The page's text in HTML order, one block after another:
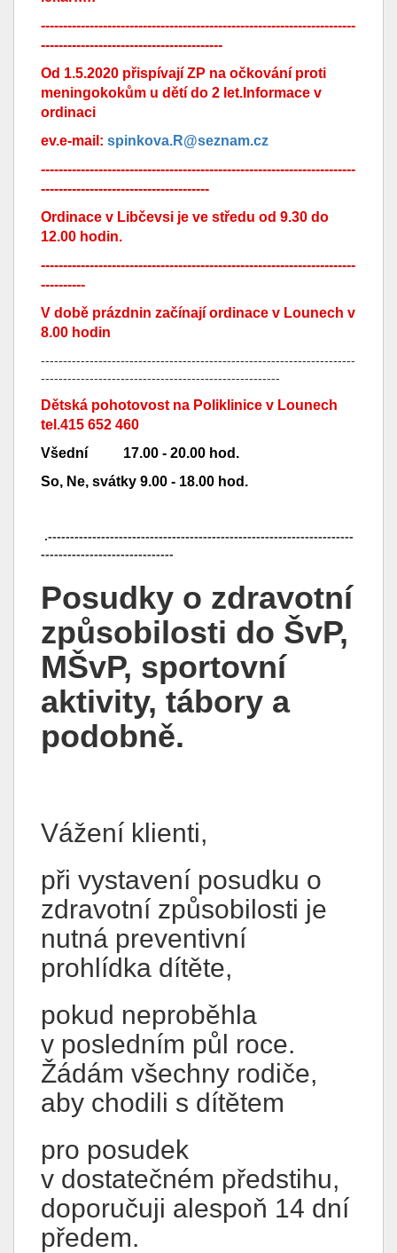
-----------------------------------------------------------------------
-----------------------------------------
Od 1.5.2020 přispívají ZP na očkování proti
meningokokům u dětí do 2 let.Informace v
ordinaci
ev.e-mail: spinkova.R@seznam.cz
-----------------------------------------------------------------------
--------------------------------------
Ordinace v Libčevsi je ve středu od 9.30 do
12.00 hodin.
-----------------------------------------------------------------------
----------
V době prázdnin začínají ordinace v Lounech v
8.00 hodin
-----------------------------------------------------------------------
------------------------------------------------------
Dětská pohotovost na Poliklinice v Lounech
tel.415 652 460
Všední 17.00 - 20.00 hod.
So, Ne, svátky 9.00 - 18.00 hod.
.---------------------------------------------------------------------
------------------------------
Posudky o zdravotní
způsobilosti do ŠvP,
MŠvP, sportovní
aktivity, tábory a
podobně.
Vážení klienti,
při vystavení posudku o
zdravotní způsobilosti je
nutná preventivní
prohlídka dítěte,
pokud neproběhla
v posledním půl roce.
Žádám všechny rodiče,
aby chodili s dítětem
pro posudek
v dostatečném předstihu,
doporučuji alespoň 14 dní
předem.